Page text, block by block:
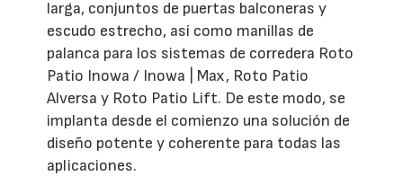
larga, conjuntos de puertas balconeras y
escudo estrecho, así como manillas de
palanca para los sistemas de corredera Roto
Patio Inowa / Inowa | Max, Roto Patio
Alversa y Roto Patio Lift. De este modo, se
implanta desde el comienzo una solución de
diseño potente y coherente para todas las
aplicaciones.